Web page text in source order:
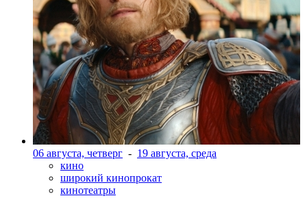
06 августа, четверг - 19 августа, среда
кино
широкий кинопрокат
кинотеатры